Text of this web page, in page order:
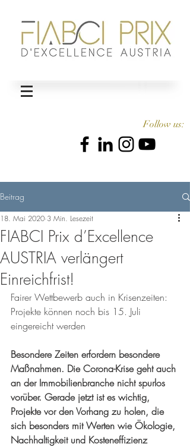
Follow us:
Beitrag
FIABCI Prix d’Excellence
AUSTRIA verlängert
Einreichfrist!
18. Mai 2020 3 Min. Lesezeit
Fairer Wettbewerb auch in Krisenzeiten:
Projekte können noch bis 15. Juli
eingereicht werden
Besondere Zeiten erfordern besondere
Maßnahmen. Die Corona-Krise geht auch
an der Immobilienbranche nicht spurlos
vorüber. Gerade jetzt ist es wichtig,
Projekte vor den Vorhang zu holen, die
sich besonders mit Werten wie Ökologie,
Nachhaltigkeit und Kosteneffizienz